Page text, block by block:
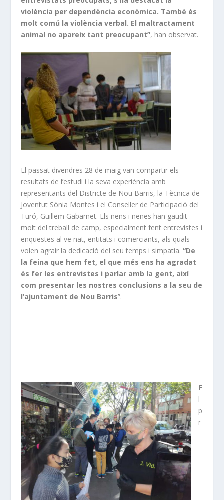
violència per dependència econòmica. També és
molt comú la violència verbal. El maltractament
animal no apareix tant preocupant”, han observat.
El passat divendres 28 de maig van compartir els
resultats de l’estudi i la seva experiència amb
representants del Districte de Nou Barris, la Tècnica de
Joventut Sònia Montes i el Conseller de Participació del
Turó, Guillem Gabarnet. Els nens i nenes han gaudit
molt del treball de camp, especialment fent entrevistes i
enquestes al veïnat, entitats i comerciants, als quals
volen agrair la dedicació del seu temps i simpatia. “De
la feina que hem fet, el que més ens ha agradat
és fer les entrevistes i parlar amb la gent, així
com presentar les nostres conclusions a la seu de
l’ajuntament de Nou Barris”.
E
l
p
r